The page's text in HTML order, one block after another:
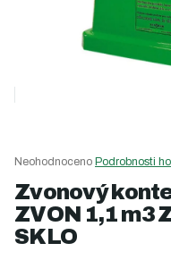
Průměrné
produktu
je
0,0
z
Neohodnoceno Podrobnosti
Zvonový
ZVON 1,1 m3
SKLO